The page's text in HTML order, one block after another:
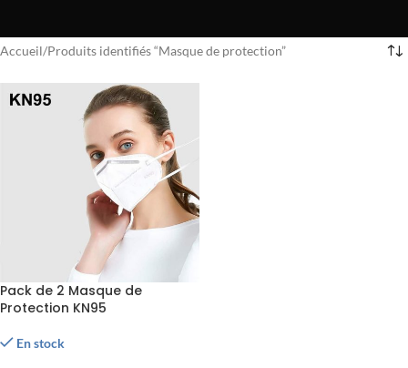
Accueil Produits identifiés “Masque de protection”
Pack de 2 Masque de
Protection KN95
En stock